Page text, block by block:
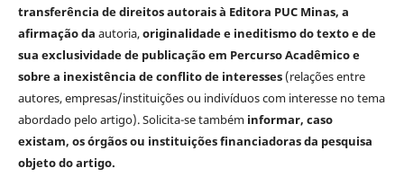
transferência de direitos autorais à Editora PUC Minas, a
afirmaçãoda autoria,originalidade e ineditismo do texto e de
sua exclusividade de publicação em Percurso Acadêmico e
sobre a inexistência de conflito de interesses(relações entre
autores, empresas/instituições ou indivíduos com interesse no tema
abordado pelo artigo). Solicita-se também informar, caso
existam, os órgãos ou instituições financiadoras da pesquisa
objeto do artigo.